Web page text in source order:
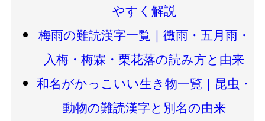
やすく解説
梅雨の難読漢字一覧｜黴雨・五月雨・
入梅・梅霖・栗花落の読み方と由来
和名がかっこいい生き物一覧｜昆虫・
動物の難読漢字と別名の由来